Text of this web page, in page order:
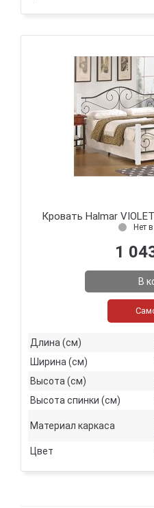
Кровать Halmar
Нет
1
В
Длина (см)
Ширина (см)
Высота (см)
Высота спинки (см)
Материал каркаса
Цвет